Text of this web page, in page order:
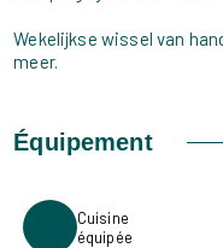
Wekelijkse wissel van
meer.
Équipement
Cuisine
équipée